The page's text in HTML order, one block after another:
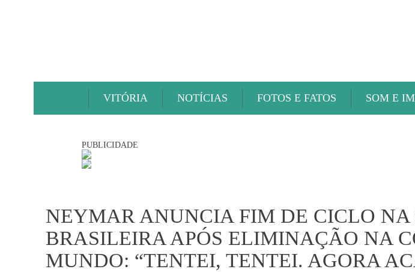
VITÓRIA NOTÍCIAS FOTOS E FATOS SOM E
PUBLICIDADE
NEYMAR ANUNCIA FIM DE CICLO NA
BRASILEIRA APÓS ELIMINAÇÃO NA
MUNDO: “TENTEI, TENTEI. AGORA